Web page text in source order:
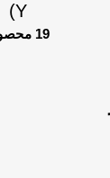
Y)
19 محصول